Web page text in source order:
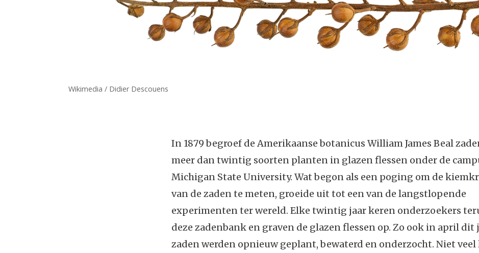
Wikimedia / Didier Descouens
In 1879 begroef de Amerikaanse botanicus William James Beal
meer dan twintig soorten planten in glazen flessen onder de
Michigan State University. Wat begon als een poging om de
van de zaden te meten, groeide uit tot een van de langstlopende
experimenten ter wereld. Elke twintig jaar keren onderzoekers
deze zadenbank en graven de glazen flessen op. Zo ook in april dit
zaden werden opnieuw geplant, bewaterd en onderzocht. Niet veel